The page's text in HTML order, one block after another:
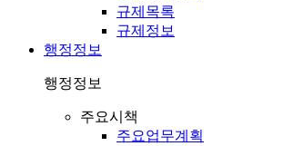
규제목록
규제정보
행정정보
행정정보
주요시책
주요업무계획